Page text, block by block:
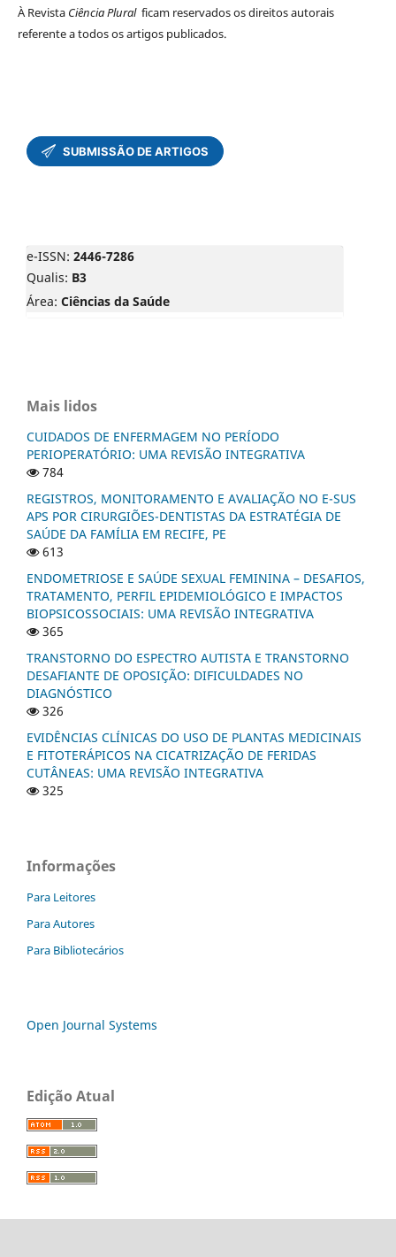
À Revista Ciência Plural ficam reservados os direitos autorais
referente a todos os artigos publicados.
e-ISSN: 2446-7286
Qualis: B3
Área: Ciências da Saúde
Mais lidos
CUIDADOS DE ENFERMAGEM NO PERÍODO
PERIOPERATÓRIO: UMA REVISÃO INTEGRATIVA
784
REGISTROS, MONITORAMENTO E AVALIAÇÃO NO E-SUS
APS POR CIRURGIÕES-DENTISTAS DA ESTRATÉGIA DE
SAÚDE DA FAMÍLIA EM RECIFE, PE
613
ENDOMETRIOSE E SAÚDE SEXUAL FEMININA – DESAFIOS,
TRATAMENTO, PERFIL EPIDEMIOLÓGICO E IMPACTOS
BIOPSICOSSOCIAIS: UMA REVISÃO INTEGRATIVA
365
TRANSTORNO DO ESPECTRO AUTISTA E TRANSTORNO
DESAFIANTE DE OPOSIÇÃO: DIFICULDADES NO
DIAGNÓSTICO
326
EVIDÊNCIAS CLÍNICAS DO USO DE PLANTAS MEDICINAIS
E FITOTERÁPICOS NA CICATRIZAÇÃO DE FERIDAS
CUTÂNEAS: UMA REVISÃO INTEGRATIVA
325
Informações
Para Leitores
Para Autores
Para Bibliotecários
Open Journal Systems
Edição Atual